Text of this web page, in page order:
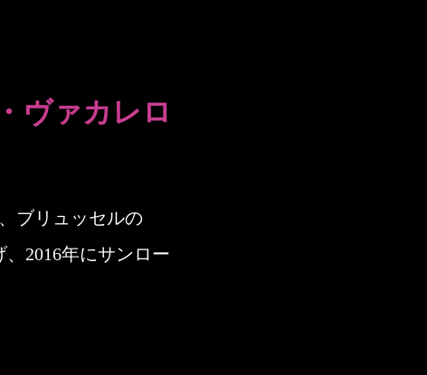
ヴァカレロ
ブリュッセルの
2016年にサンロー